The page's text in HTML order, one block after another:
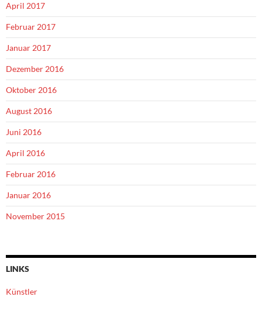
April 2017
Februar 2017
Januar 2017
Dezember 2016
Oktober 2016
August 2016
Juni 2016
April 2016
Februar 2016
Januar 2016
November 2015
LINKS
Künstler